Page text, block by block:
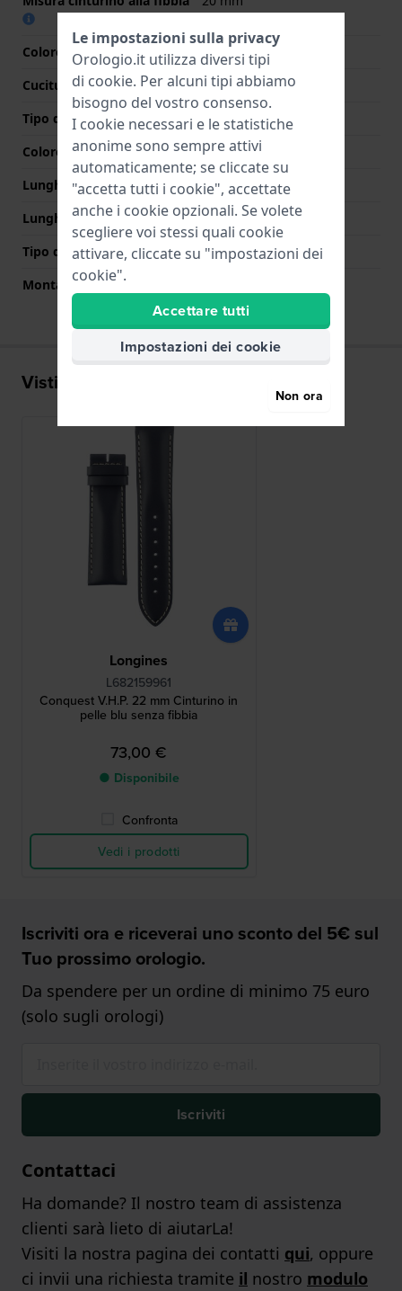
Colore cinturino
Azzurro o blu
Cuciture a colori
Bianco
Tipo di chiusura
Nessuno
Colore Chiusura
N/D
Lunghezza Parte Superiore
75 mm
Lunghezza Parte Inferiore
115 mm
Tipo di montatura
Perni a molla
Montatura dritta
Visti di recente
Longines
L682159961
Conquest V.H.P. 22 mm Cinturino in
pelle blu senza fibbia
73,00 €
● Disponibile
Confronta
Vedi i prodotti
Iscriviti ora e riceverai uno sconto del 5€ sul
Tuo prossimo orologio.
Da spendere per un ordine di minimo 75 euro
(solo sugli orologi)
Iscriviti
Contattaci
Ha domande? Il nostro team di assistenza
clienti sarà lieto di aiutarLa!
Visiti la nostra pagina dei contatti qui, oppure
ci invii una richiesta tramite il nostro modulo
Le impostazioni sulla privacy
Orologio.it utilizza diversi tipi
di cookie. Per alcuni tipi abbiamo
bisogno del vostro consenso.
I cookie necessari e le statistiche
anonime sono sempre attivi
automaticamente; se cliccate su
"accetta tutti i cookie", accettate
anche i cookie opzionali. Se volete
scegliere voi stessi quali cookie
attivare, cliccate su "impostazioni dei
cookie".
Accettare tutti
Impostazioni dei cookie
Non ora